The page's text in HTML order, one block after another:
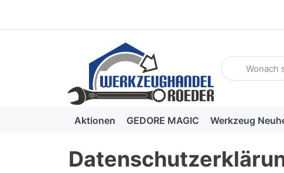
Geben Sie
Aktionen GEDORE MAGIC Werkzeug